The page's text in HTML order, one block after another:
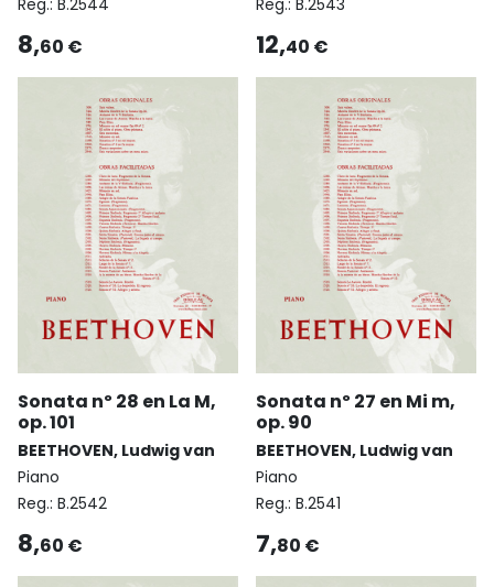
8,60 € 12,40 €
Sonata nº 28 en La M,
op. 101
BEETHOVEN, Ludwig van
Piano
Reg.: B.2542
8,60 €
Sonata nº 27 en Mi m,
op. 90
BEETHOVEN, Ludwig van
Piano
Reg.: B.2541
7,80 €